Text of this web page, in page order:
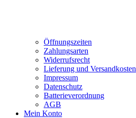
Öffnungszeiten
Zahlungsarten
Widerrufsrecht
Lieferung und Versandkosten
Impressum
Datenschutz
Batterieverordnung
AGB
Mein Konto